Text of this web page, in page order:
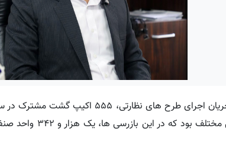
حسین رحیمیان در گفت و گو با خبرنگار کرد پرس، گفت: در جریان
اند که حاصل آن ۳ هزار و ۱۹۸ مورد